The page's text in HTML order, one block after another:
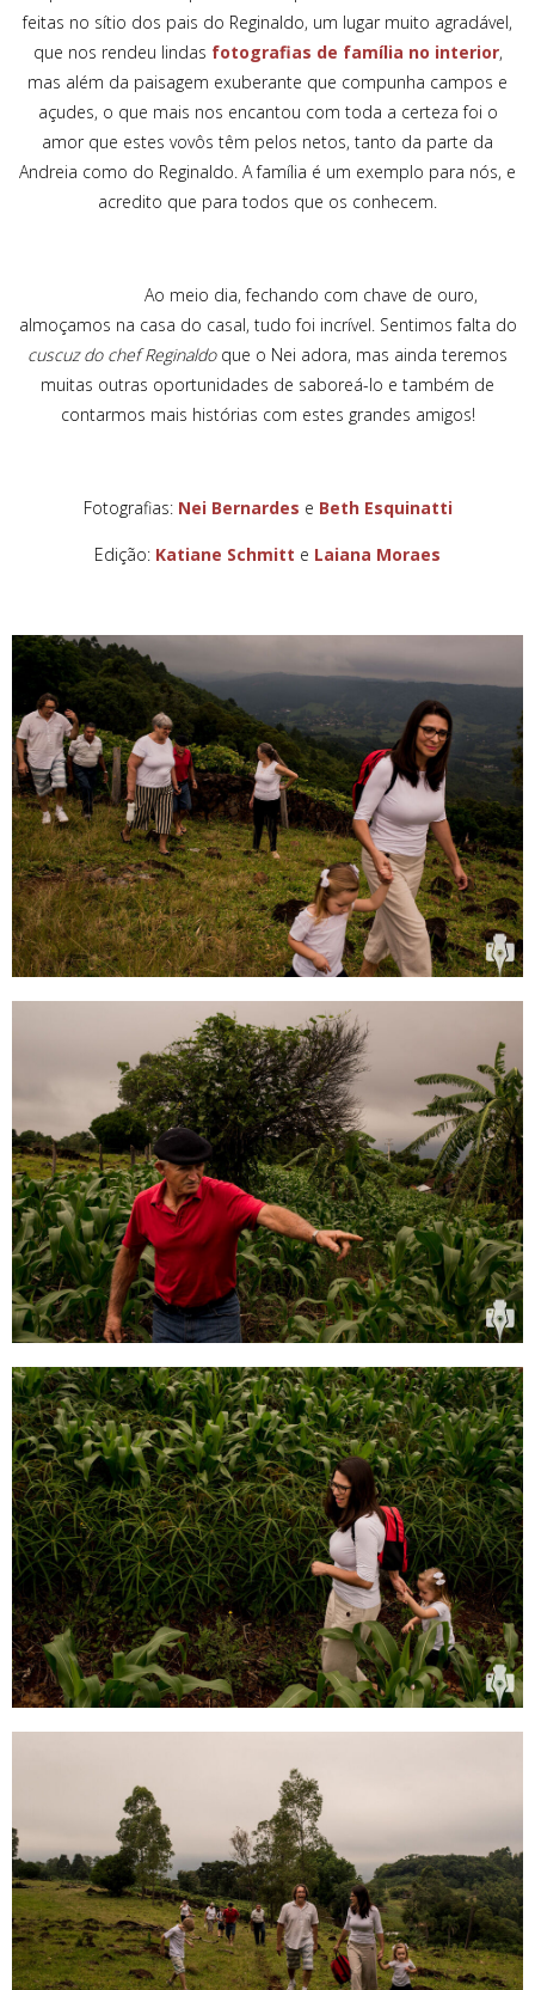
feitas no sítio dos pais do Reginaldo, um lugar muito agradável,
que nos rendeu lindas fotografias de família no interior,
mas além da paisagem exuberante que compunha campos e
açudes, o que mais nos encantou com toda a certeza foi o
amor que estes vovôs têm pelos netos, tanto da parte da
Andreia como do Reginaldo. A família é um exemplo para nós, e
acredito que para todos que os conhecem.
Ao meio dia, fechando com chave de ouro,
almoçamos na casa do casal, tudo foi incrível. Sentimos falta do
cuscuz do chef Reginaldoque o Nei adora, mas ainda teremos
muitas outras oportunidades de saboreá-lo e também de
contarmos mais histórias com estes grandes amigos!
Fotografias: Nei Bernardes e Beth Esquinatti
Edição: Katiane Schmitt e Laiana Moraes